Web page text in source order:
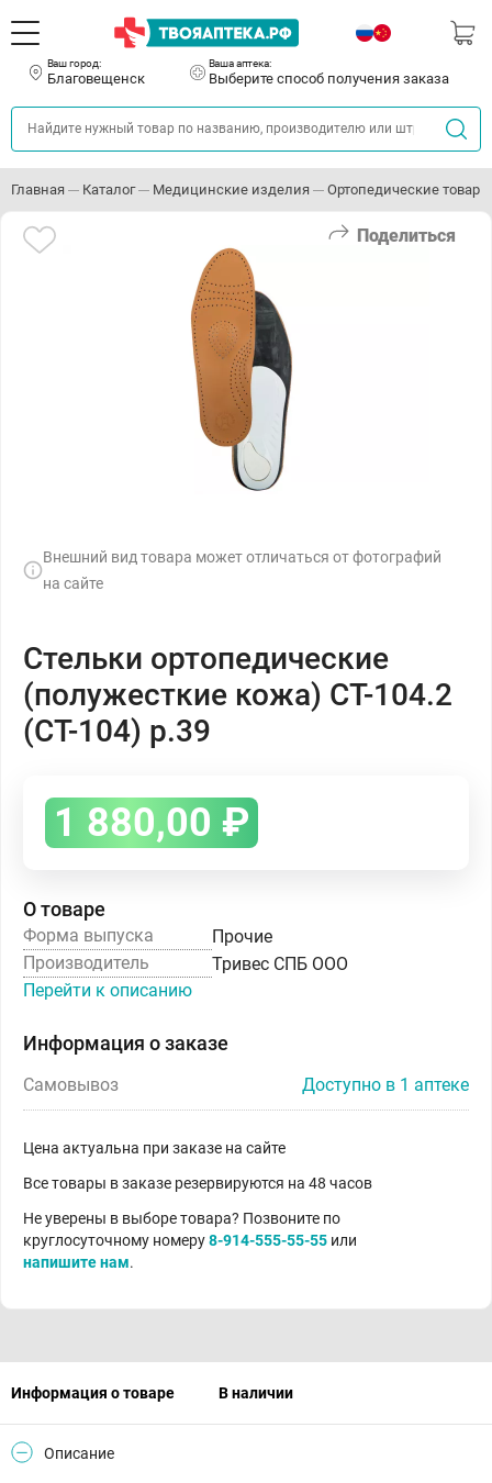
Ваш город:
Благовещенск
Ваша аптека:
Выберите способ получения заказа
Главная Каталог Медицинские изделия Ортопедические товары
Поделиться
Внешний вид товара может отличаться от фотографий
на сайте
Стельки ортопедические
(полужесткие кожа) СТ-104.2
(СТ-104) р.39
1 880,00 ₽
О товаре
Форма выпуска
Прочие
Производитель
Тривес СПБ ООО
Перейти к описанию
Информация о заказе
Самовывоз Доступно в 1 аптеке
Цена актуальна при заказе на сайте
Все товары в заказе резервируются на 48 часов
Не уверены в выборе товара? Позвоните по
круглосуточному номеру8-914-555-55-55 или
напишите нам.
Информация о товаре В наличии
Описание